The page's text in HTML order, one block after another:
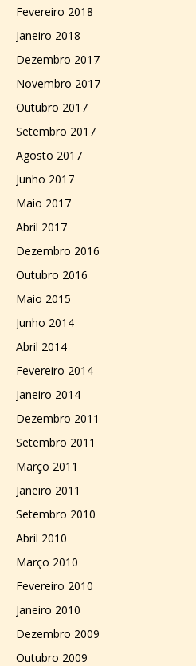
Fevereiro 2018
Janeiro 2018
Dezembro 2017
Novembro 2017
Outubro 2017
Setembro 2017
Agosto 2017
Junho 2017
Maio 2017
Abril 2017
Dezembro 2016
Outubro 2016
Maio 2015
Junho 2014
Abril 2014
Fevereiro 2014
Janeiro 2014
Dezembro 2011
Setembro 2011
Março 2011
Janeiro 2011
Setembro 2010
Abril 2010
Março 2010
Fevereiro 2010
Janeiro 2010
Dezembro 2009
Outubro 2009